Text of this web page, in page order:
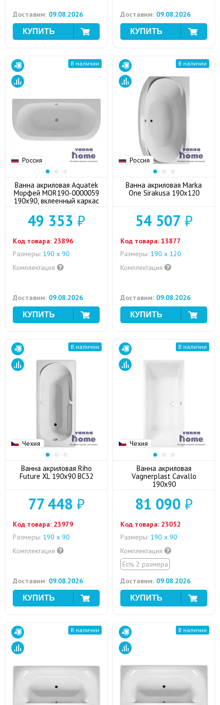
Доставим: 09.08.2026 Доставим: 09.08.2026
Россия
В наличии
Ванна акриловая Aquatek
Морфей MOR190-0000059
190x90, вклеенный каркас
49 353 ₽
Код товара: 23896
Размеры: 190 х 90
Комплектация
Доставим: 09.08.2026
Россия
В наличии
Ванна акриловая Marka
One Sirakusa 190x120
54 507 ₽
Код товара: 13877
Размеры: 190 x 120
Комплектация
Доставим: 09.08.2026
Чехия
В наличии
Ванна акриловая Riho
Future XL 190x90 BC32
77 448 ₽
Код товара: 23979
Размеры: 190 х 90
Комплектация
Доставим: 09.08.2026
Чехия
В наличии
Ванна акриловая
Vagnerplast Cavallo
190x90
81 090 ₽
Код товара: 23052
Размеры: 190 х 90
Комплектация
Есть 2 размера
Доставим: 09.08.2026
В наличии В наличии